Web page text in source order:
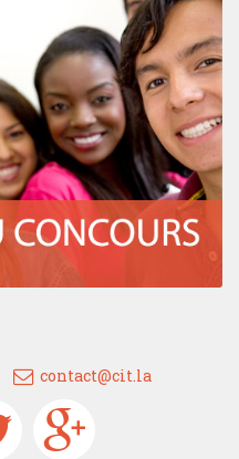
contact@cit.la